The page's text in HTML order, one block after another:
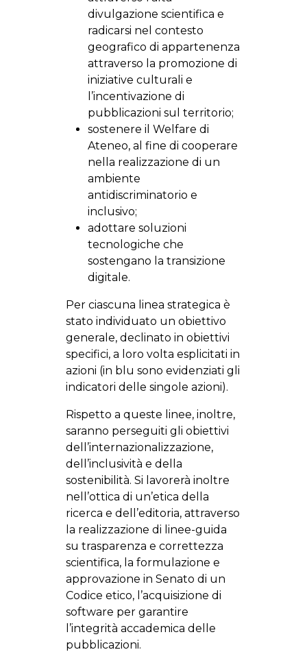
divulgazione scientifica e
radicarsi nel contesto
geografico di appartenenza
attraverso la promozione di
iniziative culturali e
l’incentivazione di
pubblicazioni sul territorio;
sostenere il Welfare di
Ateneo, al fine di cooperare
nella realizzazione di un
ambiente
antidiscriminatorio e
inclusivo;
adottare soluzioni
tecnologiche che
sostengano la transizione
digitale.
Per ciascuna linea strategica è
stato individuato un obiettivo
generale, declinato in obiettivi
specifici, a loro volta esplicitati in
azioni (in blu sono evidenziati gli
indicatori delle singole azioni).
Rispetto a queste linee, inoltre,
saranno perseguiti gli obiettivi
dell’internazionalizzazione,
dell’inclusività e della
sostenibilità. Si lavorerà inoltre
nell’ottica di un’etica della
ricerca e dell’editoria, attraverso
la realizzazione di linee-guida
su trasparenza e correttezza
scientifica, la formulazione e
approvazione in Senato di un
Codice etico, l’acquisizione di
software per garantire
l’integrità accademica delle
pubblicazioni.